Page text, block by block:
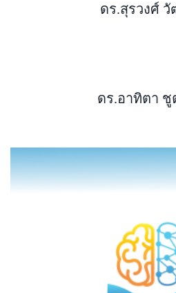
ดร.สุรวงศ์
ดร.อาทิตา ชู